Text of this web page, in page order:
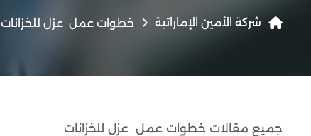
شركة الأمين الإماراتية خطوات عمل عزل للخزانات
جميع مقالات خطوات عمل عزل للخزانات